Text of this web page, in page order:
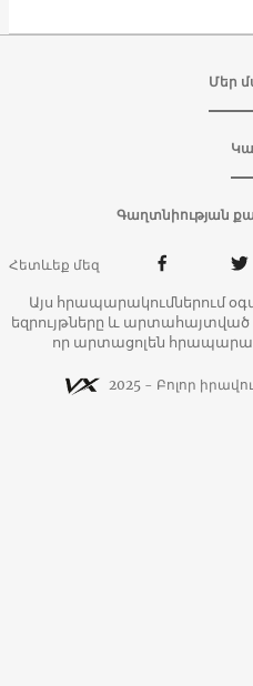
Մեր
Գաղտնիության
Հետևեք մեզ
Այս հրապարակումներում
եզրույթները և
որ արտացոլեն
2025 - Բոլոր